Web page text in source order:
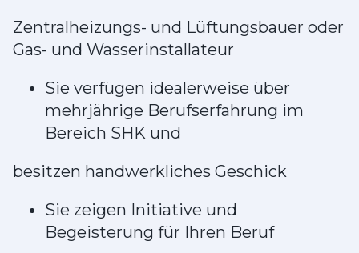
Zentralheizungs- und Lüftungsbauer oder
Gas- und Wasserinstallateur
Sie verfügen idealerweise über
mehrjährige Berufserfahrung im
Bereich SHK und
besitzen handwerkliches Geschick
Sie zeigen Initiative und
Begeisterung für Ihren Beruf